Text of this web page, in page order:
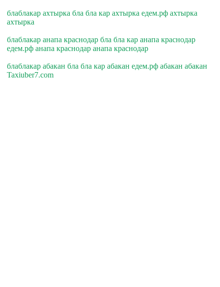
блаблакар ахтырка бла бла кар ахтырка едем.рф ахтырка
ахтырка
блаблакар анапа краснодар бла бла кар анапа краснодар
едем.рф анапа краснодар анапа краснодар
блаблакар абакан бла бла кар абакан едем.рф абакан абакан
Taxiuber7.com